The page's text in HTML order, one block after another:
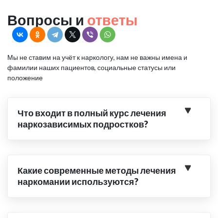
Вопросы и ответы
Мы не ставим на учёт к наркологу, нам не важны имена и
фамилии наших пациентов, социальные статусы или
положение
Что входит в полный курс лечения
наркозависимых подростков?
Какие современные методы лечения
наркомании используются?